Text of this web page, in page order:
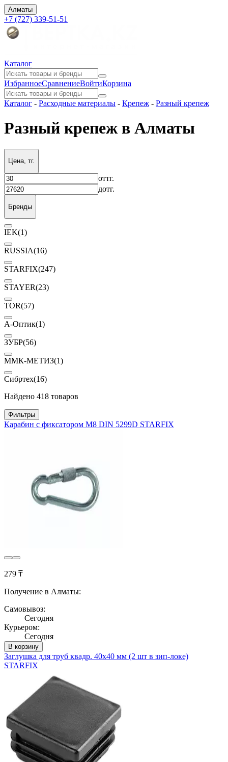
Алматы
+7 (727) 339-51-51
Каталог
ИзбранноеСравнениеВойтиКорзина
Каталог - Расходные материалы - Крепеж - Разный крепеж
Разный крепеж в Алматы
Цена, тг.
оттг.
дотг.
Бренды
IEK(1)
RUSSIA(16)
STARFIX(247)
STAYER(23)
TOR(57)
А-Оптик(1)
ЗУБР(56)
ММК-МЕТИЗ(1)
Сибртех(16)
Найдено 418 товаров
Фильтры
Карабин с фиксатором М8 DIN 5299D STARFIX
279 ₸
Получение в Алматы:
Самовывоз:
Сегодня
Курьером:
Сегодня
В корзину
Заглушка для труб квадр. 40х40 мм (2 шт в зип-локе)
STARFIX